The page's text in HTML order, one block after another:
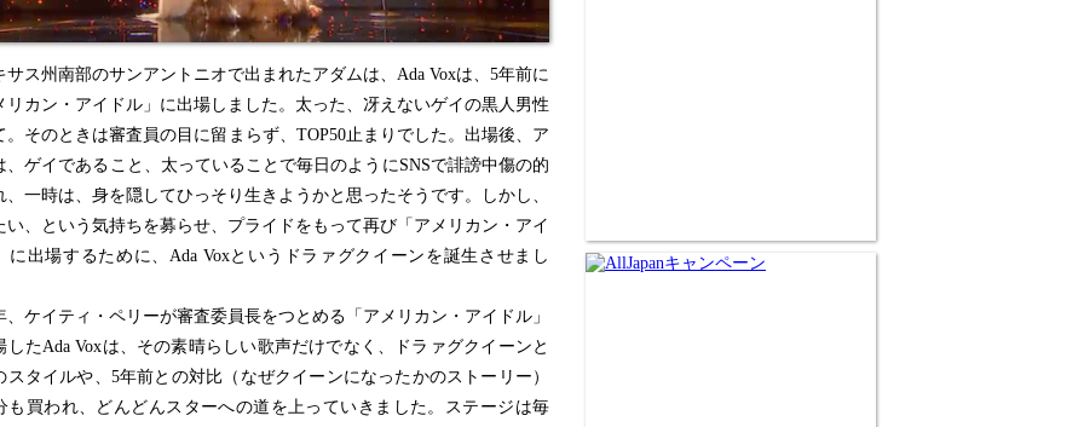
ス州南部のサンアントニオで出まれたアダムは、Ada Voxは、5年前に
リカン・アイドル」に出場しました。太った、冴えないゲイの黒人男性
。そのときは審査員の目に留まらず、TOP50止まりでした。出場後、ア
、ゲイであること、太っていることで毎日のようにSNSで誹謗中傷の的
、一時は、身を隠してひっそり生きようかと思ったそうです。しかし、
い、という気持ちを募らせ、プライドをもって再び「アメリカン・アイ
に出場するために、Ada Voxというドラァグクイーンを誕生させまし
ケイティ・ペリーが審査委員長をつとめる「アメリカン・アイドル」
したAda Voxは、その素晴らしい歌声だけでなく、ドラァグクイーンと
スタイルや、5年前との対比（なぜクイーンになったかのストーリー）
も買われ、どんどんスターへの道を上っていきました。ステージは毎